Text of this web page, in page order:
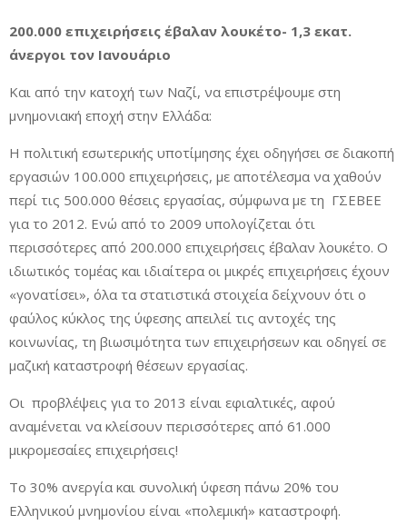
200.000 επιχειρήσεις έβαλαν λουκέτο- 1,3 εκατ.
άνεργοι τον Ιανουάριο
Και από την κατοχή των Ναζί, να επιστρέψουμε στη
μνημονιακή εποχή στην Ελλάδα:
Η πολιτική εσωτερικής υποτίμησης έχει οδηγήσει σε διακοπή
εργασιών 100.000 επιχειρήσεις, με αποτέλεσμα να χαθούν
περί τις 500.000 θέσεις εργασίας, σύμφωνα με τη ΓΣΕΒΕΕ
για το 2012. Ενώ από το 2009 υπολογίζεται ότι
περισσότερες από 200.000 επιχειρήσεις έβαλαν λουκέτο. Ο
ιδιωτικός τομέας και ιδιαίτερα οι μικρές επιχειρήσεις έχουν
«γονατίσει», όλα τα στατιστικά στοιχεία δείχνουν ότι ο
φαύλος κύκλος της ύφεσης απειλεί τις αντοχές της
κοινωνίας, τη βιωσιμότητα των επιχειρήσεων και οδηγεί σε
μαζική καταστροφή θέσεων εργασίας.
Οι προβλέψεις για το 2013 είναι εφιαλτικές, αφού
αναμένεται να κλείσουν περισσότερες από 61.000
μικρομεσαίες επιχειρήσεις!
Το 30% ανεργία και συνολική ύφεση πάνω 20% του
Ελληνικού μνημονίου είναι «πολεμική» καταστροφή.